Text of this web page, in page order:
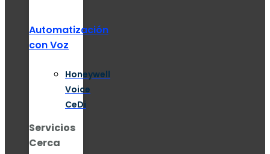
Automatización
con Voz
Honeywell
Voice
CeDi
Servicios
Cerca